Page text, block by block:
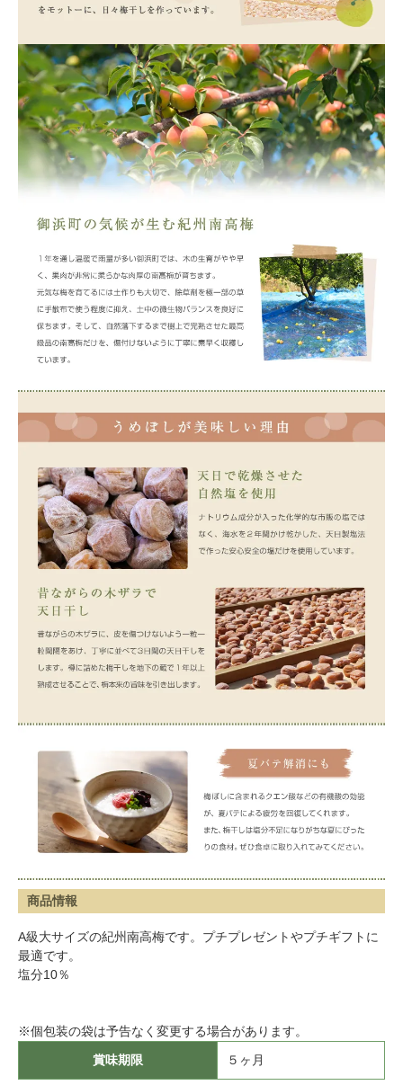
商品情報
A級大サイズの紀州南高梅です。プチプレゼントやプチギフトに
最適です。
塩分10％
※個包装の袋は予告なく変更する場合があります。
賞味期限
５ヶ月